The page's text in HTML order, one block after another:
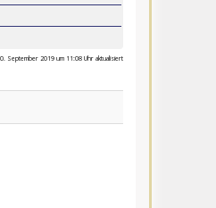
September 2019 um 11:08 Uhr aktualisiert